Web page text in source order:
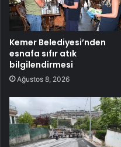
Kemer Belediyesi’nden
esnafa sıfır atık
bilgilendirmesi
Ağustos 8, 2026